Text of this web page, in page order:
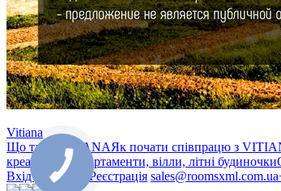
Vitiana
Що таке VITIANAЯк почати співпрацю з
креативом»Апартаменти, вілли, літні будиночки
Вхід у систему
Реєстрація sales@roomsxml.com.ua